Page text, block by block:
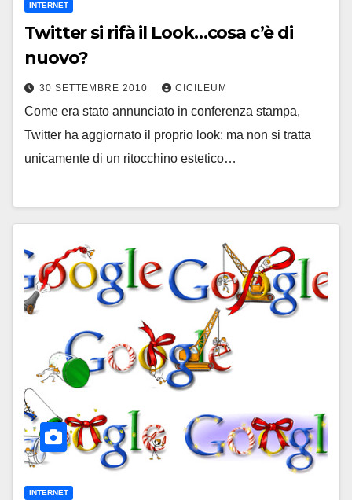
INTERNET
Twitter si rifà il Look…cosa c’è di
nuovo?
30 SETTEMBRE 2010 CICILEUM
Come era stato annunciato in conferenza stampa,
Twitter ha aggiornato il proprio look: ma non si tratta
unicamente di un ritocchino estetico…
INTERNET